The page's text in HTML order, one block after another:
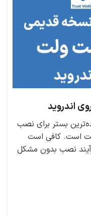
اندروید
بستر برای نصب
است. کافی است
نصب بدون مشکل